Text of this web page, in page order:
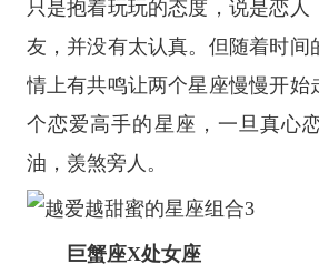
只是抱着玩玩的态度，说是恋人
友，并没有太认真。但随着时间
情上有共鸣让两个星座慢慢开始
个恋爱高手的星座，一旦真心
油，羡煞旁人。
巨蟹座X处女座